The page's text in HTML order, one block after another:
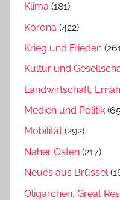
Klima (181)
Kórona (422)
Krieg und Frieden
Kultur und
Landwirtschaft,
Medien und Politik
Mobilität (292)
Naher Osten (217)
Neues aus Brüssel
Oligarchen, Great